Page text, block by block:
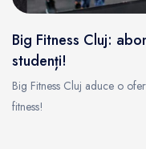
Big Fitness Cluj:
studenți!
Big Fitness Cluj aduce o
fitness!